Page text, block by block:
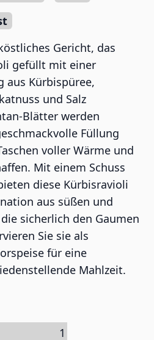
Gericht, das
gefüllt mit einer
aus Kürbispüree,
und Salz
Blätter werden
Füllung
voller Wärme und
Mit einem Schuss
diese Kürbisravioli
aus süßen und
sicherlich den Gaumen
Sie sie als
für eine
Mahlzeit.